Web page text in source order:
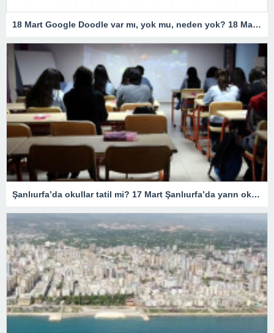
18 Mart Google Doodle var mı, yok mu, neden yok? 18 Mart Çanakkale Zaferi Doodle’ı neden yok, resmi açıklama geldi mi? Google 18 Mart Doodle yaptı mı?
Şanlıurfa’da okullar tatil mi? 17 Mart Şanlıurfa’da yarın okullar tatil mi olacak? 17 Mart Cuma günü okullar hangi illerde tatil?